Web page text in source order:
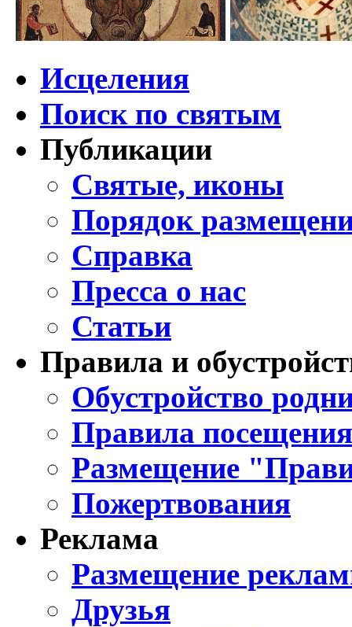
Исцеления
Поиск по святым
Публикации
Святые, иконы
Порядок
Справка
Пресса о нас
Статьи
Правила и
Обустройство
Правила
Размещение
Пожертвования
Реклама
Размещение
Друзья